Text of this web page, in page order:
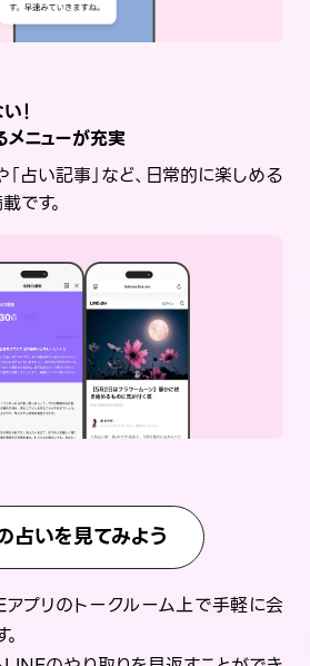
！
ニューが充実
「占い記事」など、日常的に楽しめる
です。
占いを見てみよう
アプリのトークルーム上で手軽に会